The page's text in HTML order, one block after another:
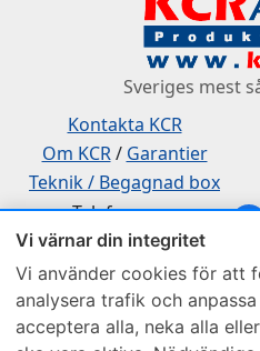
Vi värnar din integritet
Vi använder cookies för att
analysera trafik och
acceptera alla, neka alla
Sveriges mest
Kontakta KCR
Om KCR/ Garantier
Teknik / Begagnad box
Telefon
0515-801 50